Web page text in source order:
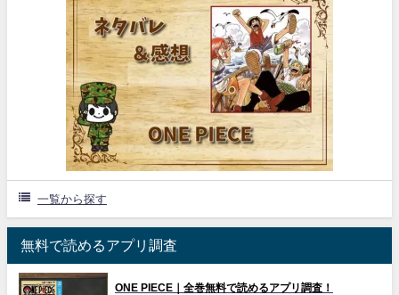
一覧から探す
無料で読めるアプリ調査
ONE PIECE｜全巻無料で読めるアプリ調査！